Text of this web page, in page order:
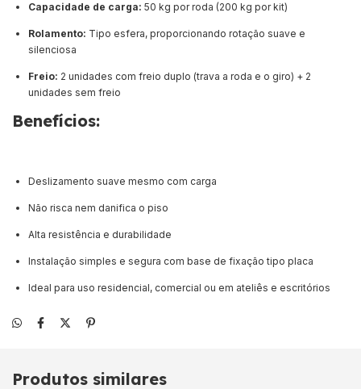
Capacidade de carga: 50 kg por roda (200 kg por kit)
Rolamento: Tipo esfera, proporcionando rotação suave e
silenciosa
Freio: 2 unidades com freio duplo (trava a roda e o giro) + 2
unidades sem freio
Benefícios:
Deslizamento suave mesmo com carga
Não risca nem danifica o piso
Alta resistência e durabilidade
Instalação simples e segura com base de fixação tipo placa
Ideal para uso residencial, comercial ou em ateliês e escritórios
Produtos similares